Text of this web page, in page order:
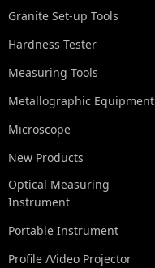
Granite Set-up Tools
Hardness Tester
Measuring Tools
Metallographic Equipment
Microscope
New Products
Optical Measuring
Instrument
Portable Instrument
Profile /Video Projector